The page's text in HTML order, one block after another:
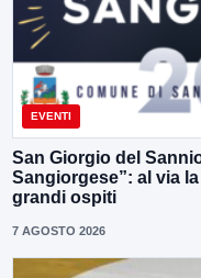
EVENTI
San Giorgio del
Sangiorgese”: al via
grandi ospiti
7 AGOSTO 2026